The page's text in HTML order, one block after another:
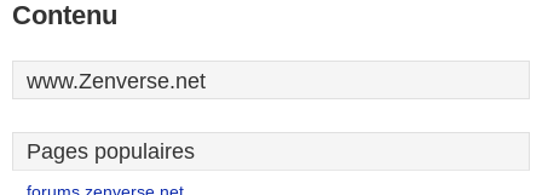
Contenu
www.Zenverse.net
Pages populaires